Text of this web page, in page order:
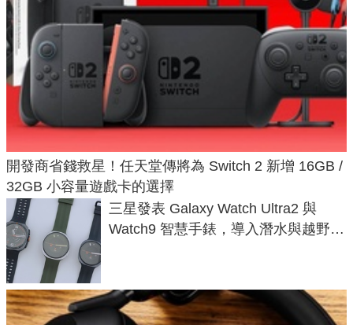
開發商省錢救星！任天堂傳將為 Switch 2 新增 16GB /
32GB 小容量遊戲卡的選擇
三星發表 Galaxy Watch Ultra2 與
Watch9 智慧手錶，導入潛水與越野跑